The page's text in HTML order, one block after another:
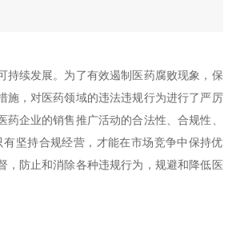
持续发展。为了有效遏制医药腐败现象，保
施，对医药领域的违法违规行为进行了严厉
企业的销售推广活动的合法性、合规性、
坚持合规经营，才能在市场竞争中保持优
，防止和消除各种违规行为，规避和降低医